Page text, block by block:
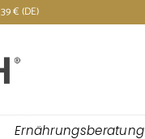
€ (DE)
Ernährungsberatung